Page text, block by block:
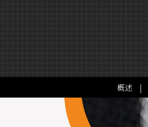
概述 |